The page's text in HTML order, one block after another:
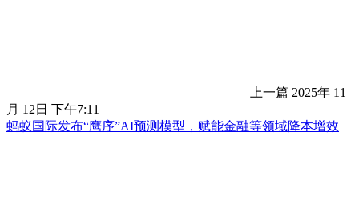
上一篇 2025年 11
月 12日 下午7:11
蚂蚁国际发布“鹰序”AI预测模型，赋能金融等领域降本增效